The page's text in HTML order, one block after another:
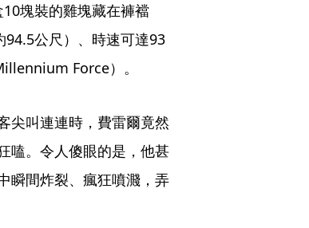
塊裝的雞塊藏在褲襠
公尺）、時速可達93
Force）。
尖叫連連時，費雷爾竟然
嗑。令人傻眼的是，他甚
瞬間炸裂、瘋狂噴濺，弄